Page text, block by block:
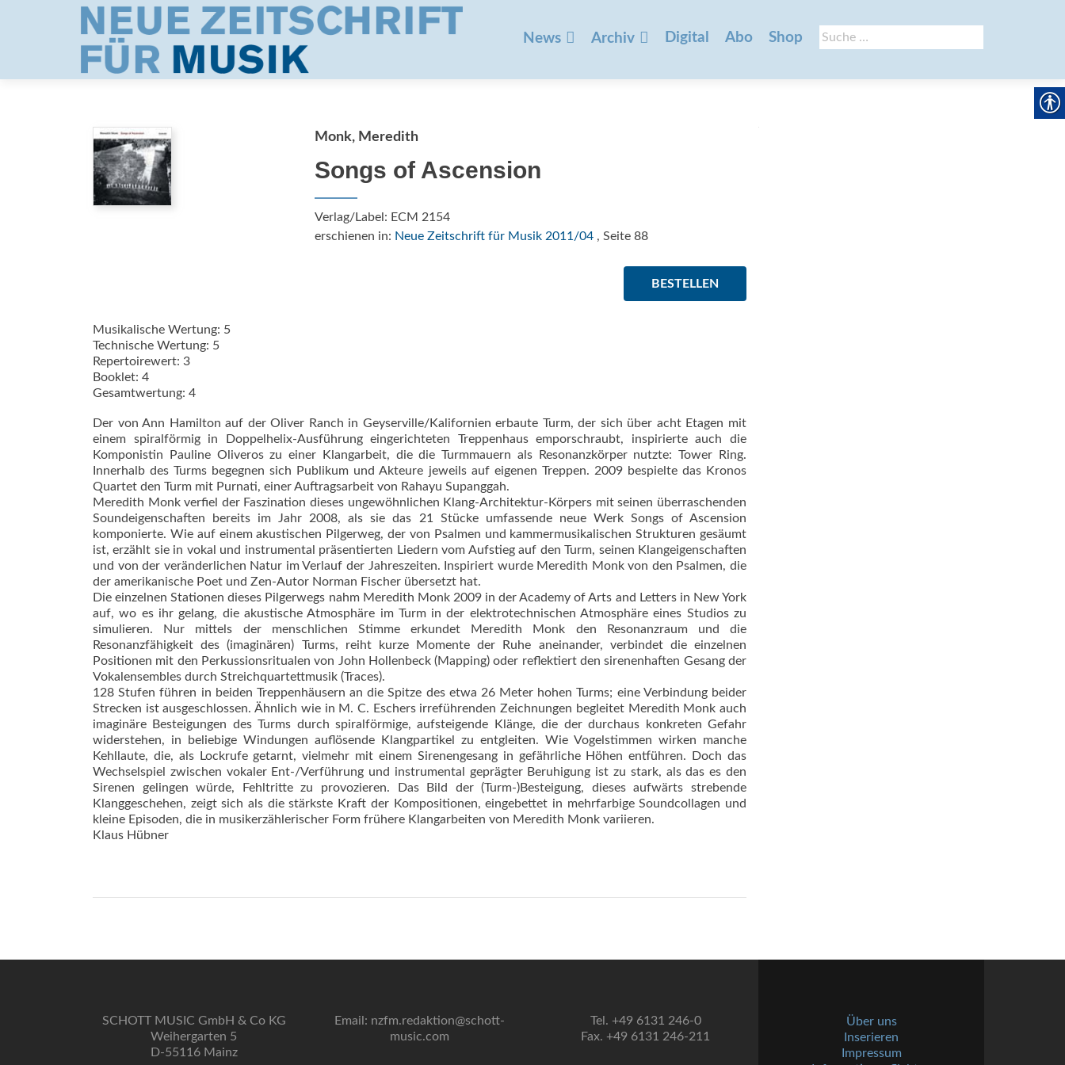
Suche
nach:
springen
News Archiv Digital Abo Shop
Monk, Meredith
Songs of Ascension
Verlag/Label: ECM 2154
erschienen in: Neue Zeitschrift für Musik 2011/04, Seite 88
BESTELLEN
Musikalische Wertung: 5
Technische Wertung: 5
Repertoirewert: 3
Booklet: 4
Gesamtwertung: 4
Der von Ann Hamilton auf der Oliver Ranch in Geyserville/Kalifornien erbaute Turm, der sich über acht Etagen mit
einem spiralförmig in Doppel­helix-Ausführung eingerichteten Treppenhaus emporschraubt, inspirierte auch die
Komponistin Pauline Oliveros zu einer Klangarbeit, die die Turmmauern als Resonanzkörper nutzte: Tower Ring.
Innerhalb des Turms begegnen sich Publikum und Akteure jeweils auf eigenen Treppen. 2009 bespielte das Kronos
Quartet den Turm mit Purnati, einer Auftragsarbeit von Rahayu Supanggah.
Meredith Monk verfiel der Faszination dieses ungewöhnlichen Klang-Architektur-Körpers mit seinen überraschenden
Soundeigenschaften bereits im Jahr 2008, als sie das 21 Stücke umfassende neue Werk Songs of Ascension
komponierte. Wie auf einem akustischen Pilgerweg, der von Psalmen und kammermusikalischen Strukturen gesäumt
ist, erzählt sie in vokal und instrumental präsentierten Liedern vom Aufstieg auf den Turm, seinen Klangeigenschaften
und von der veränderlichen Natur im Verlauf der Jahreszeiten. Inspiriert wurde Meredith Monk von den Psalmen, die
der amerikanische Poet und Zen-Autor Norman Fischer übersetzt hat.
Die einzelnen Stationen dieses Pilgerwegs nahm Meredith Monk 2009 in der Academy of Arts and Letters in New York
auf, wo es ihr gelang, die akustische Atmosphäre im Turm in der elektrotechnischen Atmosphäre eines Studios zu
simulieren. Nur mittels der menschlichen Stimme erkundet Meredith Monk den Resonanzraum und die
Resonanzfähigkeit des (imaginären) Turms, reiht kurze Momente der Ruhe aneinander, verbindet die einzelnen
Positionen mit den Perkussionsritualen von John Hollenbeck (Mapping) oder reflektiert den sirenenhaften Gesang der
Vokalensembles durch Streichquartettmusik (Traces).
128 Stufen führen in beiden Treppenhäusern an die Spitze des etwa 26 Meter hohen Turms; eine Verbindung beider
Strecken ist ausgeschlossen. Ähnlich wie in M. C. Eschers irreführenden Zeichnungen begleitet Meredith Monk auch
imaginäre Besteigungen des Turms durch spiralförmige, aufsteigende Klänge, die der durchaus konkreten Gefahr
widerstehen, in beliebige Windungen auflösende Klangpartikel zu entgleiten. Wie Vogelstimmen wirken manche
Kehllaute, die, als Lockrufe getarnt, vielmehr mit einem Sirenengesang in gefährliche Höhen entführen. Doch das
Wechselspiel zwischen vokaler Ent-/Verführung und instrumental geprägter Beruhigung ist zu stark, als das es den
Sirenen gelingen würde, Fehltritte zu provozieren. Das Bild der (Turm-)Besteigung, dieses aufwärts strebende
Klanggeschehen, zeigt sich als die stärkste Kraft der Kompositionen, eingebettet in mehrfarbige Soundcollagen und
kleine Episoden, die in musikerzählerischer Form frühere Klangarbeiten von Meredith Monk variieren.
Klaus Hübner
SCHOTT MUSIC GmbH & Co KG
Weihergarten 5
D-55116 Mainz
Email: nzfm.redaktion@schott-
music.com
Tel. +49 6131 246-0
Fax. +49 6131 246-211
Über uns
Inserieren
Impressum